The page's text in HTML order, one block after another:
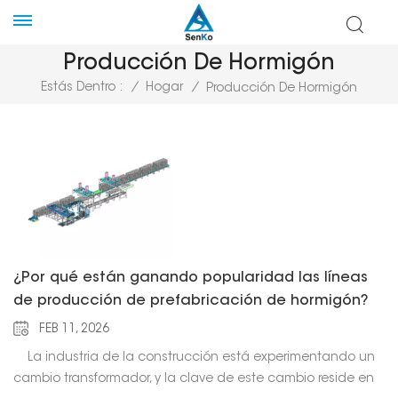
Producción De Hormigón
Estás Dentro : / Hogar / Producción De Hormigón
¿Por qué están ganando popularidad las líneas
de producción de prefabricación de hormigón?
FEB 11, 2026
La industria de la construcción está experimentando un
cambio transformador, y la clave de este cambio reside en